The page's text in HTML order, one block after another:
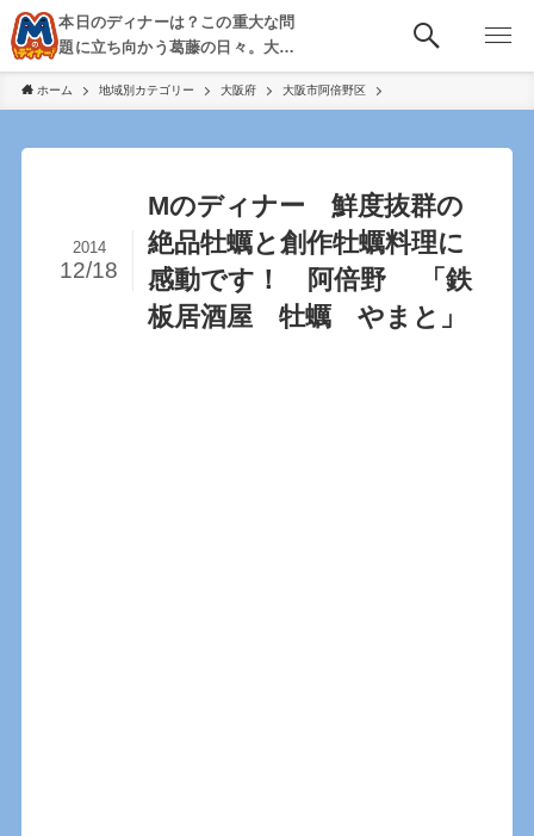
本日のディナーは？この重大な問
題に立ち向かう葛藤の日々。大
阪・京都・神戸を中心とした食べ
歩き、飲み歩きを綴る。
ホーム 地域別カテゴリー 大阪府 大阪市阿倍野区
Mのディナー 鮮度抜群の
絶品牡蠣と創作牡蠣料理に
感動です！ 阿倍野 「鉄
板居酒屋 牡蠣 やまと」
2014
12/18